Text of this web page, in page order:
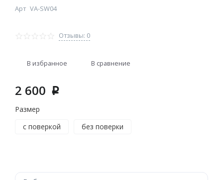
Арт VA-SW04
Отзывы: 0
В избранное В сравнение
2 600 p
Размер
с поверкой
без поверки